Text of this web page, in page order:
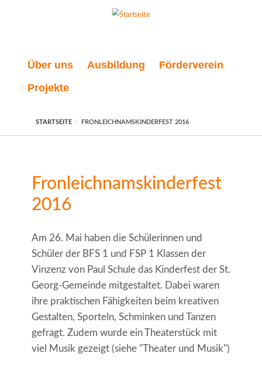
Über uns Ausbildung
Förderverein
Projekte
STARTSEITE FRONLEICHNAMSKINDERFEST 2016
Fronleichnamskinderfest
2016
Am 26. Mai haben die Schülerinnen und
Schüler der BFS 1 und FSP 1 Klassen der
Vinzenz von Paul Schule das Kinderfest der St.
Georg-Gemeinde mitgestaltet. Dabei waren
ihre praktischen Fähigkeiten beim kreativen
Gestalten, Sporteln, Schminken und Tanzen
gefragt. Zudem wurde ein Theaterstück mit
viel Musik gezeigt (siehe "Theater und Musik")